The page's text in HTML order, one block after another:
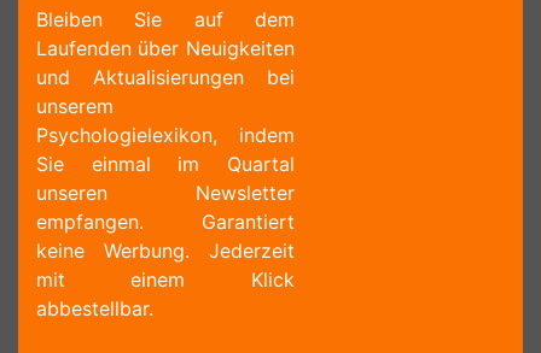
Bleiben Sie auf dem
Laufenden über Neuigkeiten
und Aktualisierungen bei
unserem
Psychologielexikon, indem
Sie einmal im Quartal
unseren Newsletter
empfangen. Garantiert
keine Werbung. Jederzeit
mit einem Klick
abbestellbar.